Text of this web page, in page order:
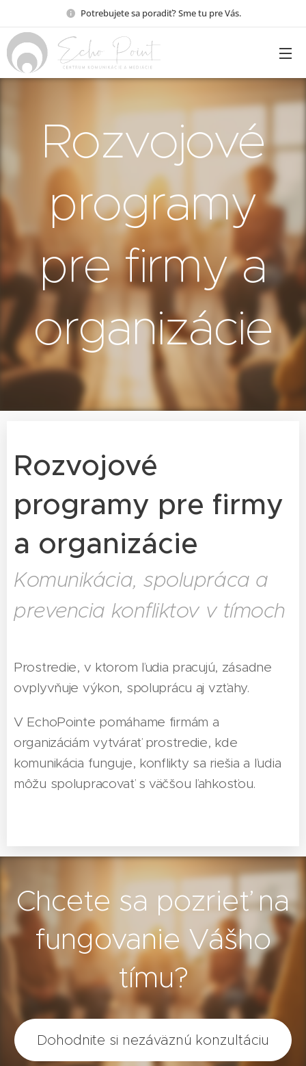
Potrebujete sa poradiť? Sme tu pre Vás.
Rozvojové
programy
pre firmy a
organizácie
Rozvojové
programy pre firmy
a organizácie
Komunikácia, spolupráca a
prevencia konfliktov v tímoch
Prostredie, v ktorom ľudia pracujú, zásadne
ovplyvňuje výkon, spoluprácu aj vzťahy.
V EchoPointe pomáhame firmám a
organizáciám vytvárať prostredie, kde
komunikácia funguje, konflikty sa riešia a ľudia
môžu spolupracovať s väčšou ľahkosťou.
Chcete sa pozrieť na
fungovanie Vášho
tímu?
Dohodnite si nezáväznú konzultáciu